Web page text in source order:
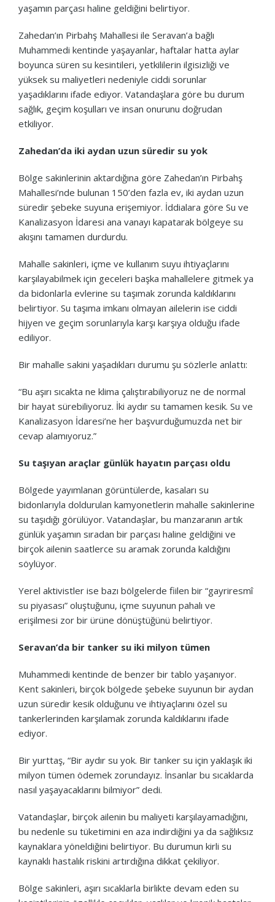
yaşamın parçası haline geldiğini belirtiyor.
Zahedan’ın Pirbahş Mahallesi ile Seravan’a bağlı
Muhammedi kentinde yaşayanlar, haftalar hatta aylar
boyunca süren su kesintileri, yetkililerin ilgisizliği ve
yüksek su maliyetleri nedeniyle ciddi sorunlar
yaşadıklarını ifade ediyor. Vatandaşlara göre bu durum
sağlık, geçim koşulları ve insan onurunu doğrudan
etkiliyor.
Zahedan’da iki aydan uzun süredir su yok
Bölge sakinlerinin aktardığına göre Zahedan’ın Pirbahş
Mahallesi’nde bulunan 150’den fazla ev, iki aydan uzun
süredir şebeke suyuna erişemiyor. İddialara göre Su ve
Kanalizasyon İdaresi ana vanayı kapatarak bölgeye su
akışını tamamen durdurdu.
Mahalle sakinleri, içme ve kullanım suyu ihtiyaçlarını
karşılayabilmek için geceleri başka mahallelere gitmek ya
da bidonlarla evlerine su taşımak zorunda kaldıklarını
belirtiyor. Su taşıma imkanı olmayan ailelerin ise ciddi
hijyen ve geçim sorunlarıyla karşı karşıya olduğu ifade
ediliyor.
Bir mahalle sakini yaşadıkları durumu şu sözlerle anlattı:
“Bu aşırı sıcakta ne klima çalıştırabiliyoruz ne de normal
bir hayat sürebiliyoruz. İki aydır su tamamen kesik. Su ve
Kanalizasyon İdaresi’ne her başvurduğumuzda net bir
cevap alamıyoruz.”
Su taşıyan araçlar günlük hayatın parçası oldu
Bölgede yayımlanan görüntülerde, kasaları su
bidonlarıyla doldurulan kamyonetlerin mahalle sakinlerine
su taşıdığı görülüyor. Vatandaşlar, bu manzaranın artık
günlük yaşamın sıradan bir parçası haline geldiğini ve
birçok ailenin saatlerce su aramak zorunda kaldığını
söylüyor.
Yerel aktivistler ise bazı bölgelerde fiilen bir “gayriresmî
su piyasası” oluştuğunu, içme suyunun pahalı ve
erişilmesi zor bir ürüne dönüştüğünü belirtiyor.
Seravan’da bir tanker su iki milyon tümen
Muhammedi kentinde de benzer bir tablo yaşanıyor.
Kent sakinleri, birçok bölgede şebeke suyunun bir aydan
uzun süredir kesik olduğunu ve ihtiyaçlarını özel su
tankerlerinden karşılamak zorunda kaldıklarını ifade
ediyor.
Bir yurttaş, “Bir aydır su yok. Bir tanker su için yaklaşık iki
milyon tümen ödemek zorundayız. İnsanlar bu sıcaklarda
nasıl yaşayacaklarını bilmiyor” dedi.
Vatandaşlar, birçok ailenin bu maliyeti karşılayamadığını,
bu nedenle su tüketimini en aza indirdiğini ya da sağlıksız
kaynaklara yöneldiğini belirtiyor. Bu durumun kirli su
kaynaklı hastalık riskini artırdığına dikkat çekiliyor.
Bölge sakinleri, aşırı sıcaklarla birlikte devam eden su